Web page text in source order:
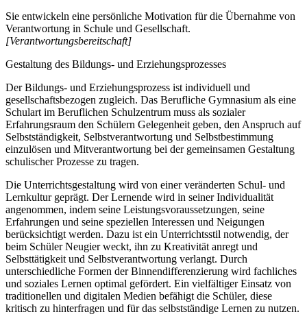
Sie entwickeln eine persönliche Motivation für die Übernahme von
Verantwortung in Schule und Gesellschaft.
[Verantwortungsbereitschaft]
Gestaltung des Bildungs- und Erziehungsprozesses
Der Bildungs- und Erziehungsprozess ist individuell und
gesellschaftsbezogen zugleich. Das Berufliche Gymnasium als eine
Schulart im Beruflichen Schulzentrum muss als sozialer
Erfahrungsraum den Schülern Gelegenheit geben, den Anspruch auf
Selbstständigkeit, Selbstverantwortung und Selbstbestimmung
einzulösen und Mitverantwortung bei der gemeinsamen Gestaltung
schulischer Prozesse zu tragen.
Die Unterrichtsgestaltung wird von einer veränderten Schul- und
Lernkultur geprägt. Der Lernende wird in seiner Individualität
angenommen, indem seine Leistungsvoraussetzungen, seine
Erfahrungen und seine speziellen Interessen und Neigungen
berücksichtigt werden. Dazu ist ein Unterrichtsstil notwendig, der
beim Schüler Neugier weckt, ihn zu Kreativität anregt und
Selbsttätigkeit und Selbstverantwortung verlangt. Durch
unterschiedliche Formen der Binnendifferenzierung wird fachliches
und soziales Lernen optimal gefördert. Ein vielfältiger Einsatz von
traditionellen und digitalen Medien befähigt die Schüler, diese
kritisch zu hinterfragen und für das selbstständige Lernen zu nutzen.